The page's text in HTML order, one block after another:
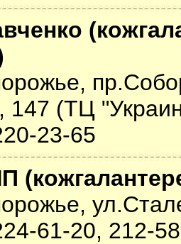
147 (ТЦ
23-65
61-20, 212-